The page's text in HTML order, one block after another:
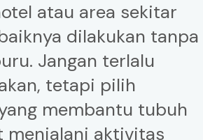
atau area sekitar
dilakukan tanpa
Jangan terlalu
tetapi pilih
membantu tubuh
menjalani aktivitas